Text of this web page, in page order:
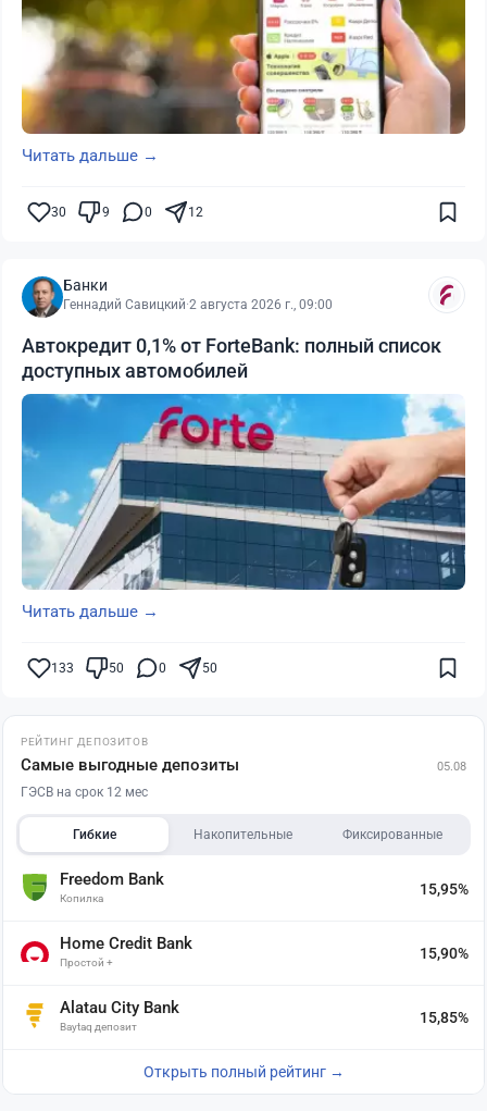
Читать дальше →
30 9 0 12
Банки
Геннадий Савицкий·2 августа 2026 г., 09:00
Автокредит 0,1% от ForteBank: полный список
доступных автомобилей
Читать дальше →
133 50 0 50
РЕЙТИНГ ДЕПОЗИТОВ
Самые выгодные депозиты 05.08
ГЭСВ на срок 12 мес
Гибкие Накопительные Фиксированные
Freedom Bank
Копилка
15,95%
Home Credit Bank
Простой +
15,90%
Alatau City Bank
Baytaq депозит
15,85%
Открыть полный рейтинг →